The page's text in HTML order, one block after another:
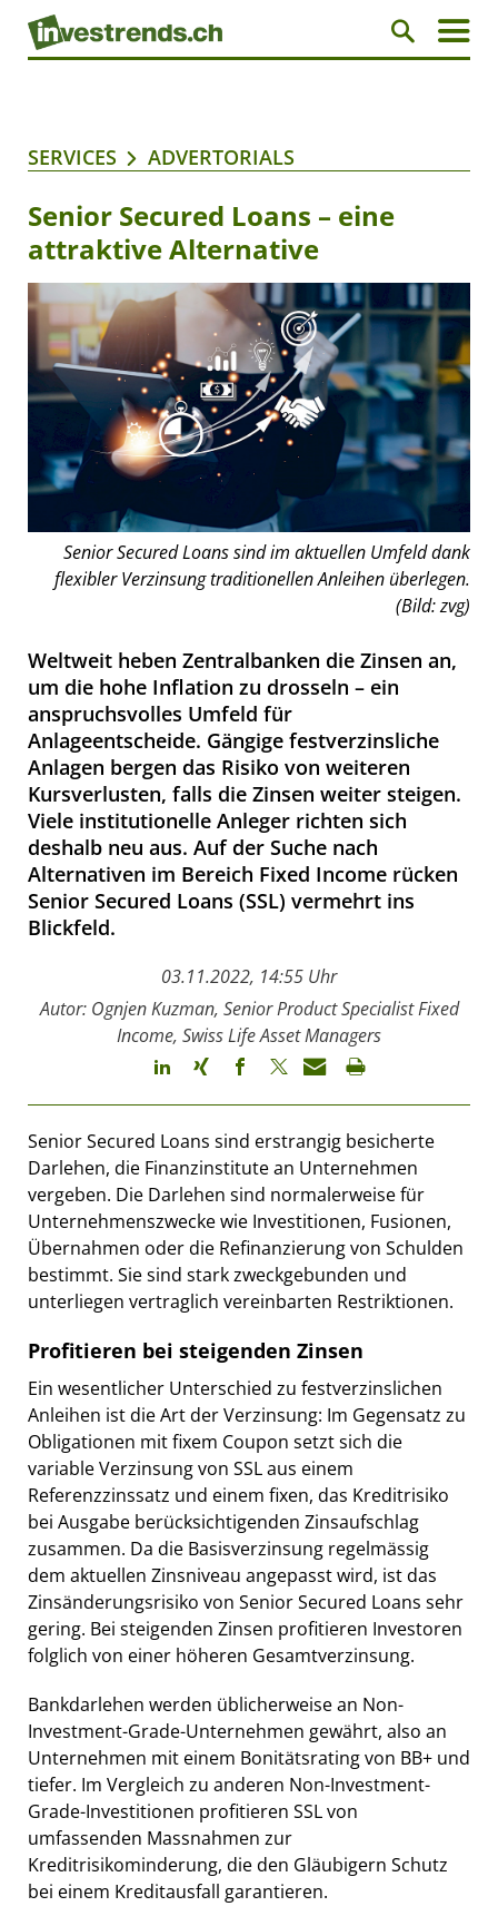
SERVICES ADVERTORIALS
Senior Secured Loans – eine
attraktive Alternative
Senior Secured Loans sind im aktuellen Umfeld dank
flexibler Verzinsung traditionellen Anleihen überlegen.
(Bild: zvg)
Weltweit heben Zentralbanken die Zinsen an,
um die hohe Inflation zu drosseln – ein
anspruchsvolles Umfeld für
Anlageentscheide. Gängige festverzinsliche
Anlagen bergen das Risiko von weiteren
Kursverlusten, falls die Zinsen weiter steigen.
Viele institutionelle Anleger richten sich
deshalb neu aus. Auf der Suche nach
Alternativen im Bereich Fixed Income rücken
Senior Secured Loans (SSL) vermehrt ins
Blickfeld.
03.11.2022, 14:55 Uhr
Autor: Ognjen Kuzman, Senior Product Specialist Fixed
Income, Swiss Life Asset Managers
Senior Secured Loans sind erstrangig besicherte
Darlehen, die Finanzinstitute an Unternehmen
vergeben. Die Darlehen sind normalerweise für
Unternehmenszwecke wie Investitionen, Fusionen,
Übernahmen oder die Refinanzierung von Schulden
bestimmt. Sie sind stark zweckgebunden und
unterliegen vertraglich vereinbarten Restriktionen.
Profitieren bei steigenden Zinsen
Ein wesentlicher Unterschied zu festverzinslichen
Anleihen ist die Art der Verzinsung: Im Gegensatz zu
Obligationen mit fixem Coupon setzt sich die
variable Verzinsung von SSL aus einem
Referenzzinssatz und einem fixen, das Kreditrisiko
bei Ausgabe berücksichtigenden Zinsaufschlag
zusammen. Da die Basisverzinsung regelmässig
dem aktuellen Zinsniveau angepasst wird, ist das
Zinsänderungsrisiko von Senior Secured Loans sehr
gering. Bei steigenden Zinsen profitieren Investoren
folglich von einer höheren Gesamtverzinsung.
Bankdarlehen werden üblicherweise an Non-
Investment-Grade-Unternehmen gewährt, also an
Unternehmen mit einem Bonitätsrating von BB+ und
tiefer. Im Vergleich zu anderen Non-Investment-
Grade-Investitionen profitieren SSL von
umfassenden Massnahmen zur
Kreditrisikominderung, die den Gläubigern Schutz
bei einem Kreditausfall garantieren.